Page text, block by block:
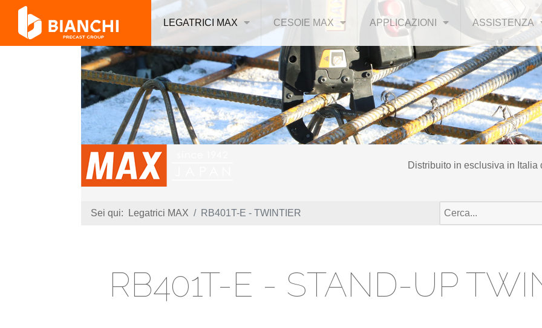
LEGATRICI MAX CESOIE MAX APPLICAZIONI ASSISTENZA
Distribuito in esclusiva in Italia
Sei qui: Legatrici MAX RB401T-E - TWINTIER
RB401T-E - STAND-UP